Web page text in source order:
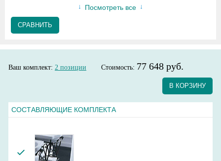
Посмотреть все
СРАВНИТЬ
Ваш комплект: 2 позиции Стоимость: 77 648 руб.
В КОРЗИНУ
СОСТАВЛЯЮЩИЕ КОМПЛЕКТА